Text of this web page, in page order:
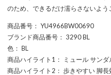
のため、できるだけ濡らさないよう
商品番号 ： YU4966BW00690
ブランド商品番号 ： 3290 BL
色 ： BL
商品ハイライト1 ： ミュール サン
商品ハイライト2 ： 歩きやすい 脚